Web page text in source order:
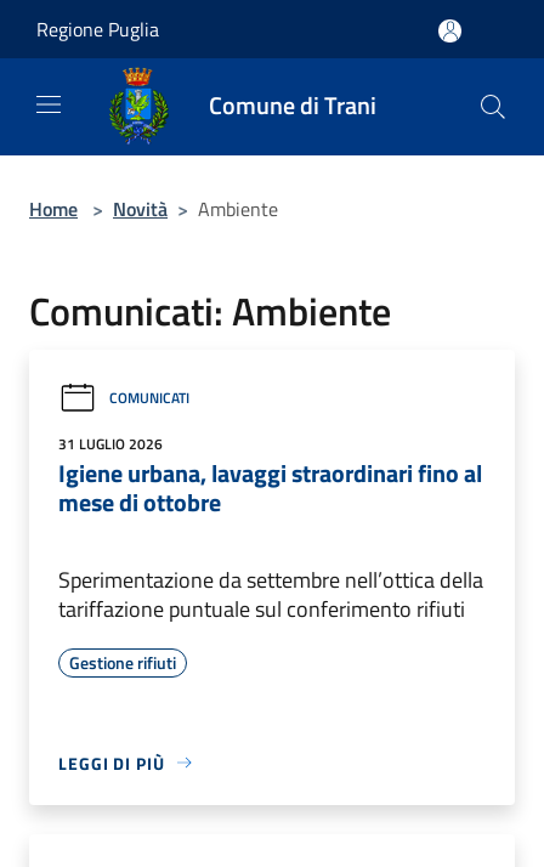
Regione Puglia
Comune di Trani
Home > Novità > Ambiente
Comunicati: Ambiente
COMUNICATI
31 LUGLIO 2026
Igiene urbana, lavaggi straordinari fino al
mese di ottobre
Sperimentazione da settembre nell’ottica della
tariffazione puntuale sul conferimento rifiuti
Gestione rifiuti
LEGGI DI PIÙ